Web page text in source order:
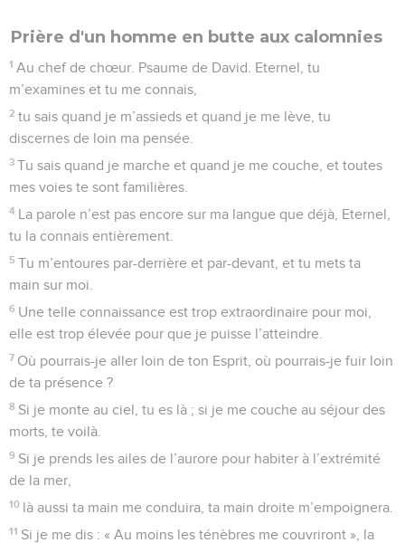
Prière d'un homme en butte aux calomnies
1 Au chef de chœur. Psaume de David. Eternel, tu
m’examines et tu me connais,
2 tu sais quand je m’assieds et quand je me lève, tu
discernes de loin ma pensée.
3 Tu sais quand je marche et quand je me couche, et toutes
mes voies te sont familières.
4 La parole n’est pas encore sur ma langue que déjà, Eternel,
tu la connais entièrement.
5 Tu m’entoures par-derrière et par-devant, et tu mets ta
main sur moi.
6 Une telle connaissance est trop extraordinaire pour moi,
elle est trop élevée pour que je puisse l’atteindre.
7 Où pourrais-je aller loin de ton Esprit, où pourrais-je fuir loin
de ta présence ?
8 Si je monte au ciel, tu es là ; si je me couche au séjour des
morts, te voilà.
9 Si je prends les ailes de l’aurore pour habiter à l’extrémité
de la mer,
10 là aussi ta main me conduira, ta main droite m’empoignera.
11 Si je me dis : « Au moins les ténèbres me couvriront », la